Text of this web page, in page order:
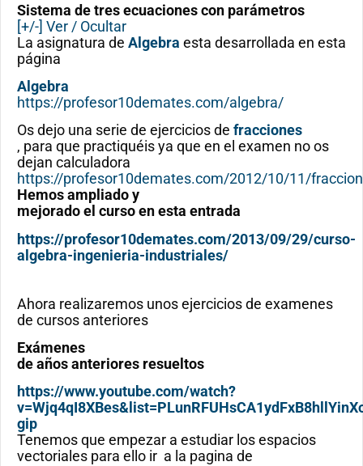
Sistema de tres ecuaciones con parámetros
[+/-] Ver / Ocultar
La asignatura de Algebra esta desarrollada en esta
página
Algebra
https://profesor10demates.com/algebra/
Os dejo una serie de ejercicios de fracciones
, para que practiquéis ya que en el examen no os
dejan calculadora
https://profesor10demates.com/2012/10/11/
Hemos ampliado y
mejorado el curso en esta entrada
https://profesor10demates.com/2013/09/29/curso-
algebra-ingenieria-industriales/
Ahora realizaremos unos ejercicios de examenes
de cursos anteriores
Exámenes
de años anteriores resueltos
https://www.youtube.com/watch?
gip
Tenemos que empezar a estudiar los espacios
vectoriales para ello ir a la pagina de